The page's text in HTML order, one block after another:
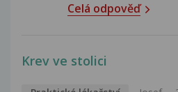
Celá odpověď
Krev ve stolici